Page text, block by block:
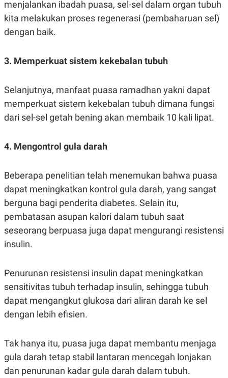
S
T
A
A
G
E
K
T
N
V
L
S
S
JARINGAN
K
O
N
A
N
A
C
D
Y
P
R
E
S
R
E
L
A
.
I
D
L
N
A
N
A
C
K
N
J
A
E
I
menjalankan ibadah puasa, sel-sel dalam organ tubuh
kita melakukan proses regenerasi (pembaharuan sel)
dengan baik.
3. Memperkuat sistem kekebalan tubuh
Selanjutnya, manfaat puasa ramadhan yakni dapat
memperkuat sistem kekebalan tubuh dimana fungsi
dari sel-sel getah bening akan membaik 10 kali lipat.
4. Mengontrol gula darah
Beberapa penelitian telah menemukan bahwa puasa
dapat meningkatkan kontrol gula darah, yang sangat
berguna bagi penderita diabetes. Selain itu,
pembatasan asupan kalori dalam tubuh saat
seseorang berpuasa juga dapat mengurangi resistensi
insulin.
Penurunan resistensi insulin dapat meningkatkan
sensitivitas tubuh terhadap insulin, sehingga tubuh
dapat mengangkut glukosa dari aliran darah ke sel
dengan lebih efisien.
Tak hanya itu, puasa juga dapat membantu menjaga
gula darah tetap stabil lantaran mencegah lonjakan
dan penurunan kadar gula darah dalam tubuh.